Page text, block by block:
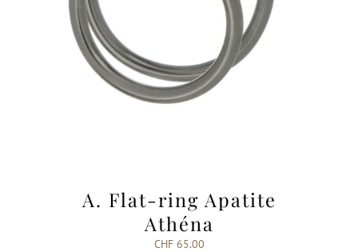
A. Flat-ring Apatite
Athéna
CHF65.00